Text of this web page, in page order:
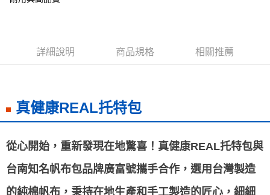
每筆NT$200，滿NT$99,999(含以上)免運費
數位商品海外免運
詳細說明 商品規格 相關推薦
真健康REAL托特包
從心開始，重新發現在地驚喜！真健康REAL托特包與
台南知名帆布包品牌廣富號攜手合作，選用台灣製造
的純棉帆布，秉持在地生產和手工製造的匠心，細細